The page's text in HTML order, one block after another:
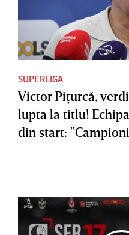
SUPERLIGA
Victor Piţurcă,
lupta la titlu!
din start: